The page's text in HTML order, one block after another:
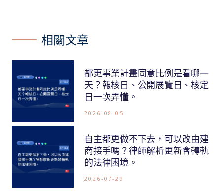
相關文章
都更事業計畫同意比例是看哪一
天？報核日、公開展覽日、核定
日一次弄懂。
2026-08-05
自主都更做不下去，可以改由建
商接手嗎？律師解析更新會轉軌
的法律困境。
2026-07-29